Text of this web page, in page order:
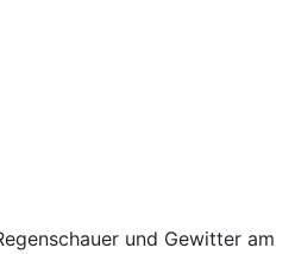
und Gewitter am